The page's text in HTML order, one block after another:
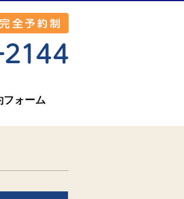
フォーム